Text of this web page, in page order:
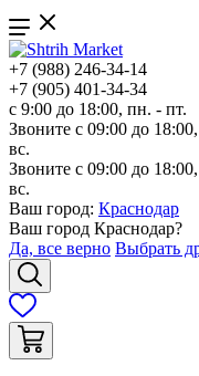
+7 (988) 246-34-14
+7 (905) 401-34-34
с 9:00 до 18:00, пн. - пт.
Звоните с 09:00 до
вс.
Звоните с 09:00 до
вс.
Ваш город: Краснодар
Ваш город Краснодар?
Да, все верно Выбрать